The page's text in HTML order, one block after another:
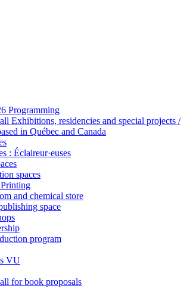
Programming
Exhibitions, residencies and special projects /
in Québec and Canada
: Éclaireur·euses
spaces
and chemical store
space
program
VU
for book proposals